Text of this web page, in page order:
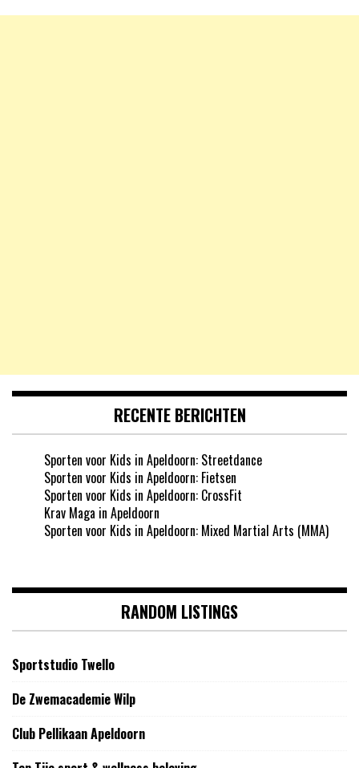
RECENTE BERICHTEN
Sporten voor Kids in Apeldoorn: Streetdance
Sporten voor Kids in Apeldoorn: Fietsen
Sporten voor Kids in Apeldoorn: CrossFit
Krav Maga in Apeldoorn
Sporten voor Kids in Apeldoorn: Mixed Martial Arts (MMA)
RANDOM LISTINGS
Sportstudio Twello
De Zwemacademie Wilp
Club Pellikaan Apeldoorn